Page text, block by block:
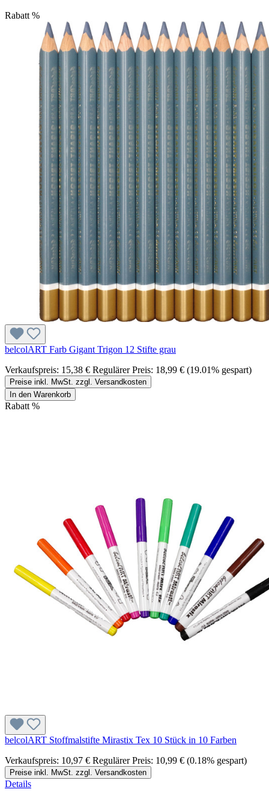
Rabatt %
belcolART Farb Gigant Trigon 12 Stifte grau
Verkaufspreis: 15,38 € Regulärer Preis: 18,99 € (19.01% gespart)
Preise inkl. MwSt. zzgl. Versandkosten
In den Warenkorb
Rabatt %
belcolART Stoffmalstifte Mirastix Tex 10 Stück in 10 Farben
Verkaufspreis: 10,97 € Regulärer Preis: 10,99 € (0.18% gespart)
Preise inkl. MwSt. zzgl. Versandkosten
Details